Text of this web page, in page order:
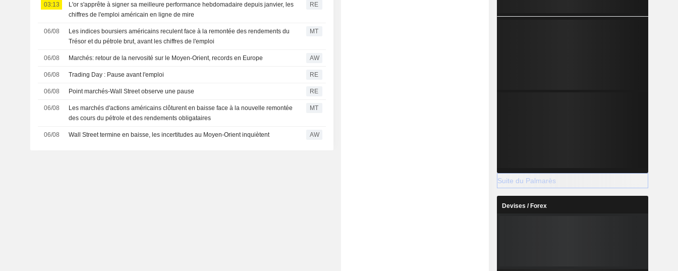
03:13
L'or s'apprête à signer sa meilleure performance hebdomadaire depuis janvier, les
chiffres de l'emploi américain en ligne de mire
RE
06/08
Les indices boursiers américains reculent face à la remontée des rendements du
Trésor et du pétrole brut, avant les chiffres de l'emploi
MT
06/08 Marchés: retour de la nervosité sur le Moyen-Orient, records en Europe AW
06/08 Trading Day : Pause avant l'emploi RE
06/08 Point marchés-Wall Street observe une pause RE
06/08
Les marchés d'actions américains clôturent en baisse face à la nouvelle remontée
des cours du pétrole et des rendements obligataires
MT
06/08 Wall Street termine en baisse, les incertitudes au Moyen-Orient inquiètent AW
Suite du Palmarès
Devises / Forex